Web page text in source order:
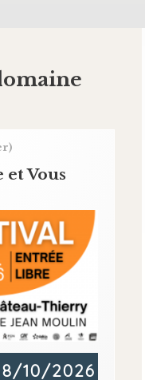
et Vous
10/2026